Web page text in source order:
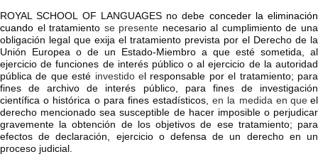
ROYAL SCHOOL OF LANGUAGESno debe conceder la eliminación
cuando el tratamiento se presente necesario al cumplimiento de una
obligación legal que exija el tratamiento prevista por el Derecho de la
Unión Europea o de un Estado-Miembro a que esté sometida, al
ejercicio de funciones de interés público o al ejercicio de la autoridad
pública de que esté investido el responsable por el tratamiento; para
fines de archivo de interés público, para fines de investigación
científica o histórica o para fines estadísticos,en la medida en que el
derecho mencionado sea susceptible de hacer imposible o perjudicar
gravemente la obtención de los objetivos de ese tratamiento; para
efectos de declaración, ejercicio o defensa de un derecho en un
proceso judicial.